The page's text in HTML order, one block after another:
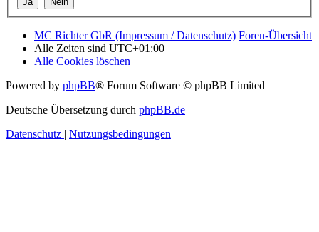
MC Richter GbR (Impressum / Datenschutz) Foren-Übersicht
Alle Zeiten sind UTC+01:00
Alle Cookies löschen
Powered by phpBB® Forum Software © phpBB Limited
Deutsche Übersetzung durch phpBB.de
Datenschutz | Nutzungsbedingungen